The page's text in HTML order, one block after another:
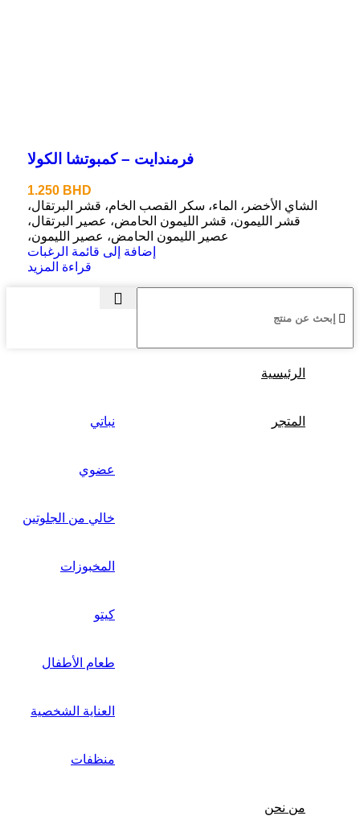
فرمندايت – كمبوتشا الكولا
1.250 BHD
الشاي الأخضر، الماء، سكر القصب الخام، قشر البرتقال،
قشر الليمون، قشر الليمون الحامض، عصير البرتقال،
عصير الليمون الحامض، عصير الليمون،
إضافة إلى قائمة الرغبات
قراءة المزيد
الرئيسية
المتجر نباتي
عضوي
خالي من الجلوتين
المخبوزات
كيتو
طعام الأطفال
العناية الشخصية
منظفات
من نحن